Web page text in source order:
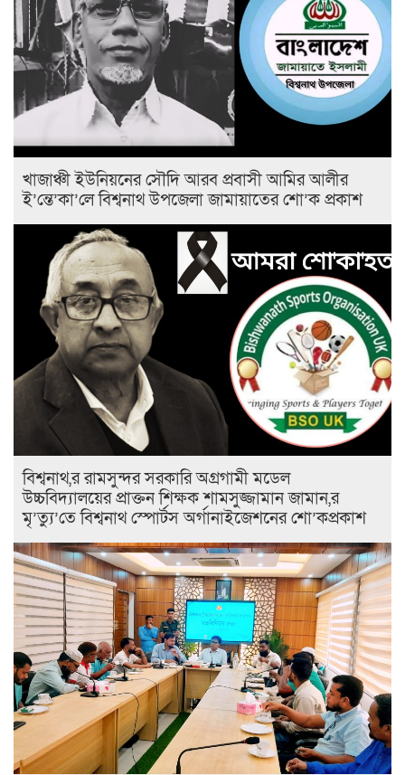
খাজাঞ্চী ইউনিয়নের সৌদি আরব প্রবাসী আমির আলীর
ই’ন্তে’কা’লে বিশ্বনাথ উপজেলা জামায়াতের শো’ক প্রকাশ
বিশ্বনাথ,র রামসুন্দর সরকারি অগ্রগামী মডেল
উচ্চবিদ্যালয়ের প্রাক্তন শিক্ষক শামসুজ্জামান জামান,র
মৃ’ত্যু’তে বিশ্বনাথ স্পোর্টস অর্গানাইজেশনের শো’কপ্রকাশ